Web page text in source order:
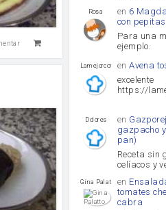
Rosa en 6
con
Para una
ejemplo.
lamejorcomida
enAvena
excelente
https://
Dolores en
gazpacho
pan)
Receta sin
celíacos y
Gina Palatto en
tomates
cabra